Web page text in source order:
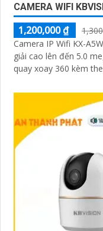
CAMERA WIFI
1,200,000 ₫
Camera IP Wifi KX-
giải cao lên đến 5.0
quay xoay 360 kèm